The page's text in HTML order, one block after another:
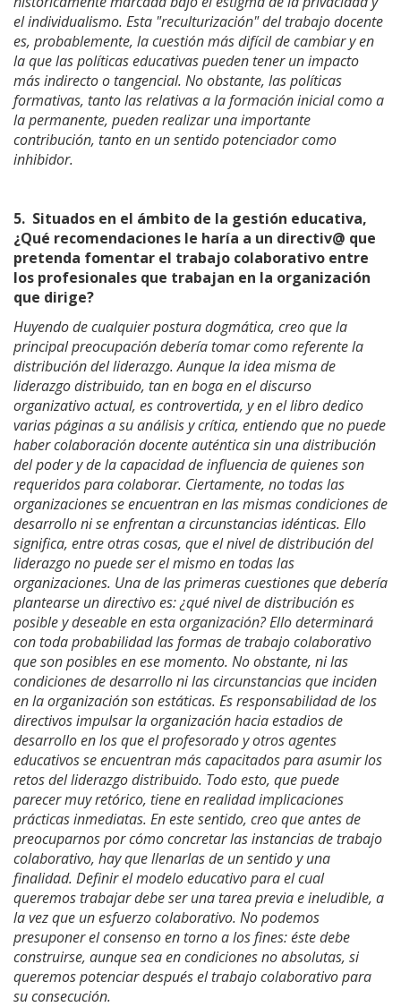
el individualismo. Esta "reculturización" del trabajo docente
es, probablemente, la cuestión más difícil de cambiar y en
la que las políticas educativas pueden tener un impacto
más indirecto o tangencial. No obstante, las políticas
formativas, tanto las relativas a la formación inicial como a
la permanente, pueden realizar una importante
contribución, tanto en un sentido potenciador como
inhibidor.
5. Situados en el ámbito de la gestión educativa,
¿Qué recomendaciones le haría a un directiv@ que
pretenda fomentar el trabajo colaborativo entre
los profesionales que trabajan en la organización
que dirige?
Huyendo de cualquier postura dogmática, creo que la
principal preocupación debería tomar como referente la
distribución del liderazgo. Aunque la idea misma de
liderazgo distribuido, tan en boga en el discurso
organizativo actual, es controvertida, y en el libro dedico
varias páginas a su análisis y crítica, entiendo que no puede
haber colaboración docente auténtica sin una distribución
del poder y de la capacidad de influencia de quienes son
requeridos para colaborar. Ciertamente, no todas las
organizaciones se encuentran en las mismas condiciones de
desarrollo ni se enfrentan a circunstancias idénticas. Ello
significa, entre otras cosas, que el nivel de distribución del
liderazgo no puede ser el mismo en todas las
organizaciones. Una de las primeras cuestiones que debería
plantearse un directivo es: ¿qué nivel de distribución es
posible y deseable en esta organización? Ello determinará
con toda probabilidad las formas de trabajo colaborativo
que son posibles en ese momento. No obstante, ni las
condiciones de desarrollo ni las circunstancias que inciden
en la organización son estáticas. Es responsabilidad de los
directivos impulsar la organización hacia estadios de
desarrollo en los que el profesorado y otros agentes
educativos se encuentran más capacitados para asumir los
retos del liderazgo distribuido. Todo esto, que puede
parecer muy retórico, tiene en realidad implicaciones
prácticas inmediatas. En este sentido, creo que antes de
preocuparnos por cómo concretar las instancias de trabajo
colaborativo, hay que llenarlas de un sentido y una
finalidad. Definir el modelo educativo para el cual
queremos trabajar debe ser una tarea previa e ineludible, a
la vez que un esfuerzo colaborativo. No podemos
presuponer el consenso en torno a los fines: éste debe
construirse, aunque sea en condiciones no absolutas, si
queremos potenciar después el trabajo colaborativo para
su consecución.